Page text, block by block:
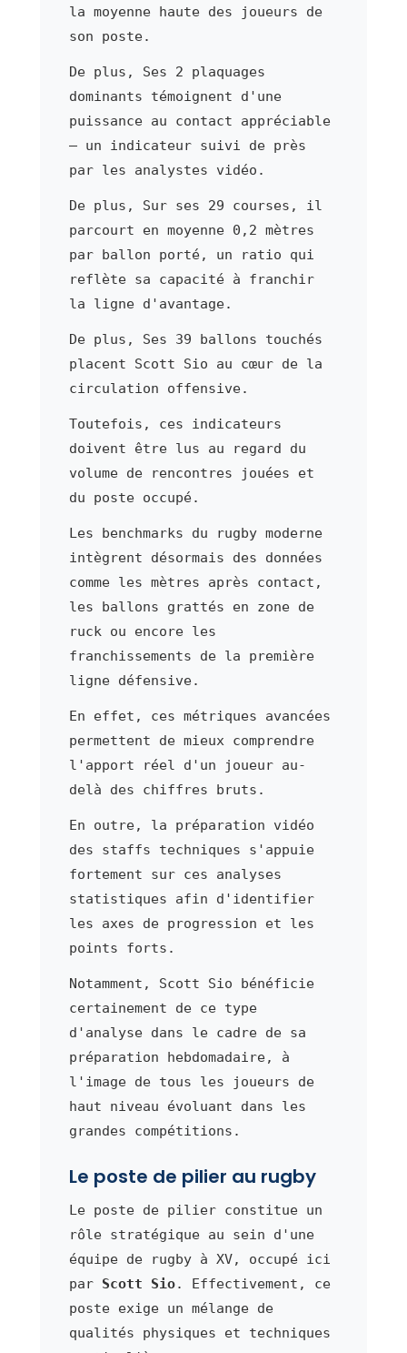
la moyenne haute des joueurs de
son poste.
De plus, Ses 2 plaquages
dominants témoignent d'une
puissance au contact appréciable
— un indicateur suivi de près
par les analystes vidéo.
De plus, Sur ses 29 courses, il
parcourt en moyenne 0,2 mètres
par ballon porté, un ratio qui
reflète sa capacité à franchir
la ligne d'avantage.
De plus, Ses 39 ballons touchés
placent Scott Sio au cœur de la
circulation offensive.
Toutefois, ces indicateurs
doivent être lus au regard du
volume de rencontres jouées et
du poste occupé.
Les benchmarks du rugby moderne
intègrent désormais des données
comme les mètres après contact,
les ballons grattés en zone de
ruck ou encore les
franchissements de la première
ligne défensive.
En effet, ces métriques avancées
permettent de mieux comprendre
l'apport réel d'un joueur au-
delà des chiffres bruts.
En outre, la préparation vidéo
des staffs techniques s'appuie
fortement sur ces analyses
statistiques afin d'identifier
les axes de progression et les
points forts.
Notamment, Scott Sio bénéficie
certainement de ce type
d'analyse dans le cadre de sa
préparation hebdomadaire, à
l'image de tous les joueurs de
haut niveau évoluant dans les
grandes compétitions.
Le poste de pilier au rugby
Le poste de pilier constitue un
rôle stratégique au sein d'une
équipe de rugby à XV, occupé ici
par Scott Sio. Effectivement, ce
poste exige un mélange de
qualités physiques et techniques